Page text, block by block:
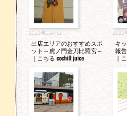
2020年1月7日
出店エリアのおすすめスポ
ット～虎ノ門金刀比羅宮～
｜こちる cochill juice
2022
キ
報
｜